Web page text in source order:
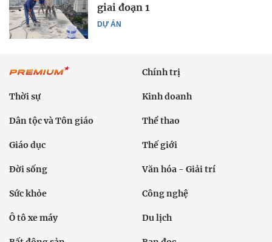
DỰ ÁN
giai đoạn 1
Chính trị
Thời sự Kinh doanh
Dân tộc và Tôn giáo Thể thao
Giáo dục Thế giới
Đời sống Văn hóa - Giải trí
Sức khỏe Công nghệ
Ô tô xe máy Du lịch